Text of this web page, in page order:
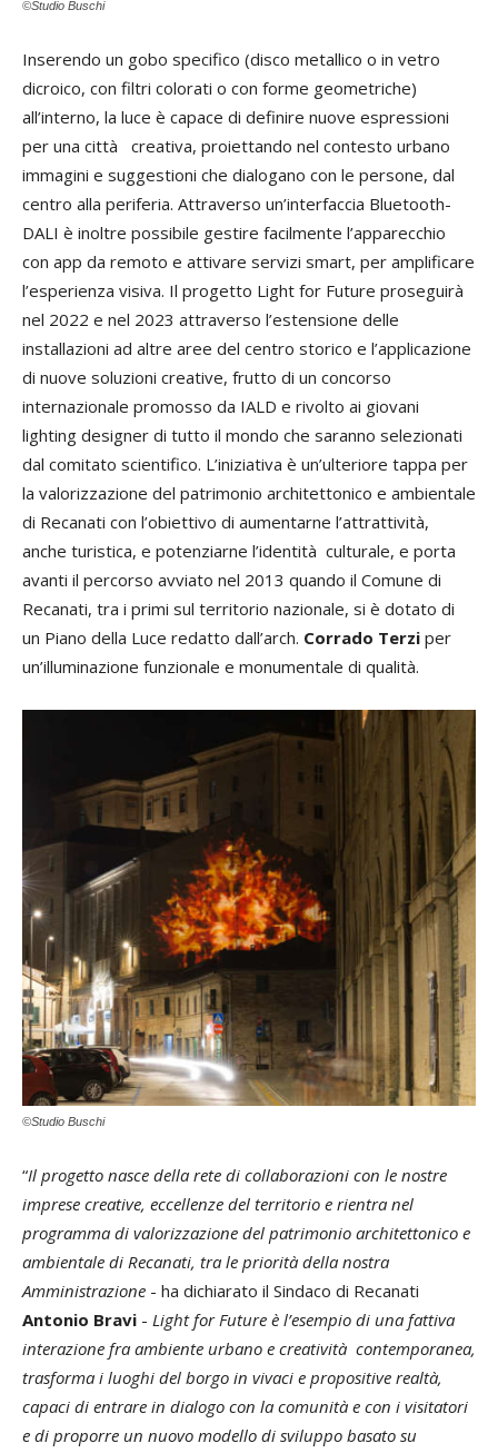
©Studio Buschi
Inserendo un gobo specifico (disco metallico o in vetro
dicroico, con filtri colorati o con forme geometriche)
all’interno, la luce è capace di definire nuove espressioni
per una città creativa, proiettando nel contesto urbano
immagini e suggestioni che dialogano con le persone, dal
centro alla periferia. Attraverso un’interfaccia Bluetooth-
DALI è inoltre possibile gestire facilmente l’apparecchio
con app da remoto e attivare servizi smart, per amplificare
l’esperienza visiva. Il progetto Light for Future proseguirà
nel 2022 e nel 2023 attraverso l’estensione delle
installazioni ad altre aree del centro storico e l’applicazione
di nuove soluzioni creative, frutto di un concorso
internazionale promosso da IALD e rivolto ai giovani
lighting designer di tutto il mondo che saranno selezionati
dal comitato scientifico. L’iniziativa è un’ulteriore tappa per
la valorizzazione del patrimonio architettonico e ambientale
di Recanati con l’obiettivo di aumentarne l’attrattività,
anche turistica, e potenziarne l’identità culturale, e porta
avanti il percorso avviato nel 2013 quando il Comune di
Recanati, tra i primi sul territorio nazionale, si è dotato di
un Piano della Luce redatto dall’arch. Corrado Terzi per
un’illuminazione funzionale e monumentale di qualità.
©Studio Buschi
“Il progetto nasce della rete di collaborazioni con le nostre
imprese creative, eccellenze del territorio e rientra nel
programma di valorizzazione del patrimonio architettonico e
ambientale di Recanati, tra le priorità della nostra
Amministrazione - ha dichiarato il Sindaco di Recanati
Antonio Bravi - Light for Future è l’esempio di una fattiva
interazione fra ambiente urbano e creatività contemporanea,
trasforma i luoghi del borgo in vivaci e propositive realtà,
capaci di entrare in dialogo con la comunità e con i visitatori
e di proporre un nuovo modello di sviluppo basato su